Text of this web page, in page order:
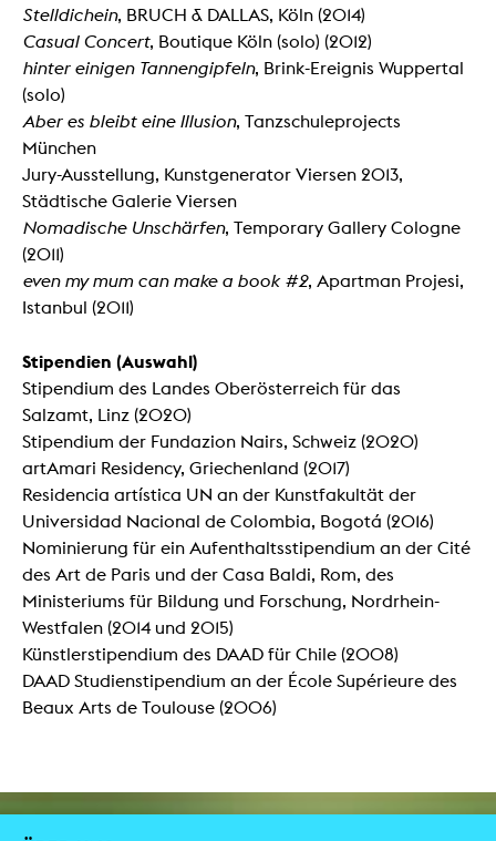
Stelldichein, BRUCH & DALLAS, Köln (2014)
Casual Concert, Boutique Köln (solo) (2012)
hinter einigen Tannengipfeln, Brink-Ereignis Wuppertal
(solo)
Aber es bleibt eine Illusion, Tanzschuleprojects
München
Jury-Ausstellung, Kunstgenerator Viersen 2013,
Städtische Galerie Viersen
Nomadische Unschärfen, Temporary Gallery Cologne
(2011)
even my mum can make a book #2, Apartman Projesi,
Istanbul (2011)
Stipendien (Auswahl)
Stipendium des Landes Oberösterreich für das
Salzamt, Linz (2020)
Stipendium der Fundazion Nairs, Schweiz (2020)
artAmari Residency, Griechenland (2017)
Residencia artística UN an der Kunstfakultät der
Universidad Nacional de Colombia, Bogotá (2016)
Nominierung für ein Aufenthaltsstipendium an der Cité
des Art de Paris und der Casa Baldi, Rom, des
Ministeriums für Bildung und Forschung, Nordrhein-
Westfalen (2014 und 2015)
Künstlerstipendium des DAAD für Chile (2008)
DAAD Studienstipendium an der École Supérieure des
Beaux Arts de Toulouse (2006)